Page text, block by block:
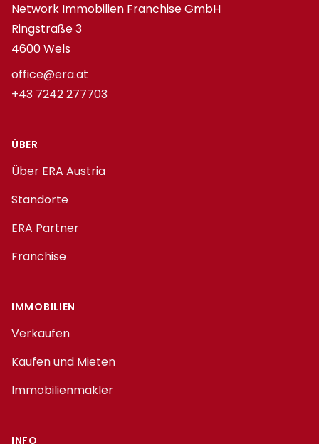
Network Immobilien Franchise GmbH
Ringstraße 3
4600 Wels
office@era.at
+43 7242 277703
ÜBER
Über ERA Austria
Standorte
ERA Partner
Franchise
IMMOBILIEN
Verkaufen
Kaufen und Mieten
Immobilienmakler
INFO